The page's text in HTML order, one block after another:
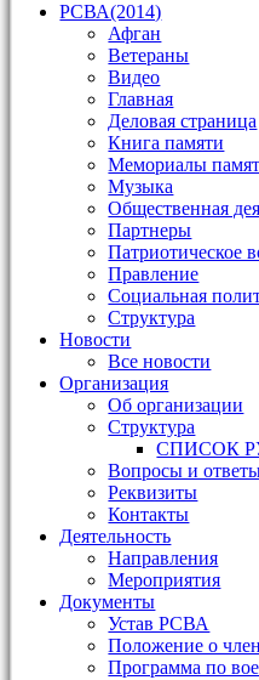
РСВА(2014)
Афган
Ветераны
Видео
Главная
Деловая страница
Книга памяти
Мемориалы
Музыка
Общественная
Партнеры
Патриотическое
Правление
Социальная
Структура
Новости
Все новости
Организация
Об организации
Структура
СПИСОК
Вопросы и
Реквизиты
Контакты
Деятельность
Направления
Мероприятия
Документы
Устав РСВА
Положение о
Программа по